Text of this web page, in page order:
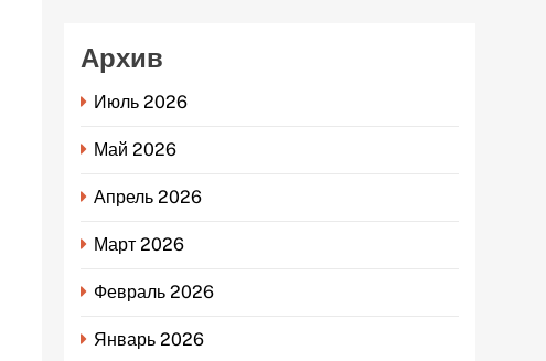
Архив
Июль 2026
Май 2026
Апрель 2026
Март 2026
Февраль 2026
Январь 2026